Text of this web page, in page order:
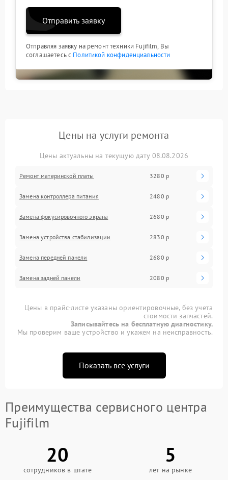
Отправить заявку
Отправляя заявку на ремонт техники Fujifilm, Вы
соглашаетесь с Политикой конфиденциальности
Цены на услуги ремонта
Цены актуальны на текущую дату 08.08.2026
Ремонт материнской платы 3280 р
Замена контроллера питания 2480 р
Замена фокусировочного экрана 2680 р
Замена устройства стабилизации 2830 р
Замена передней панели 2680 р
Замена задней панели 2080 р
Цены в прайс-листе указаны ориентировочные, без учета
стоимости запчастей.
Записывайтесь на бесплатную диагностику.
Мы проверим ваше устройство и укажем на неисправность.
Показать все услуги
Преимущества сервисного центра
Fujifilm
20
сотрудников в штате
5
лет на рынке